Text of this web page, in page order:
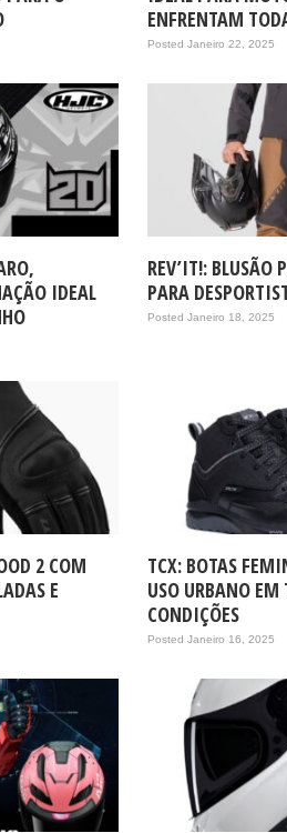
ENFRENTAM
Posted Janeiro 22, 2025
IDEAL
REV’IT!: BLUSÃO
PARA
Posted Janeiro 18, 2025
2 COM
E
TCX: BOTAS
USO URBANO EM
CONDIÇÕES
Posted Janeiro 16, 2025